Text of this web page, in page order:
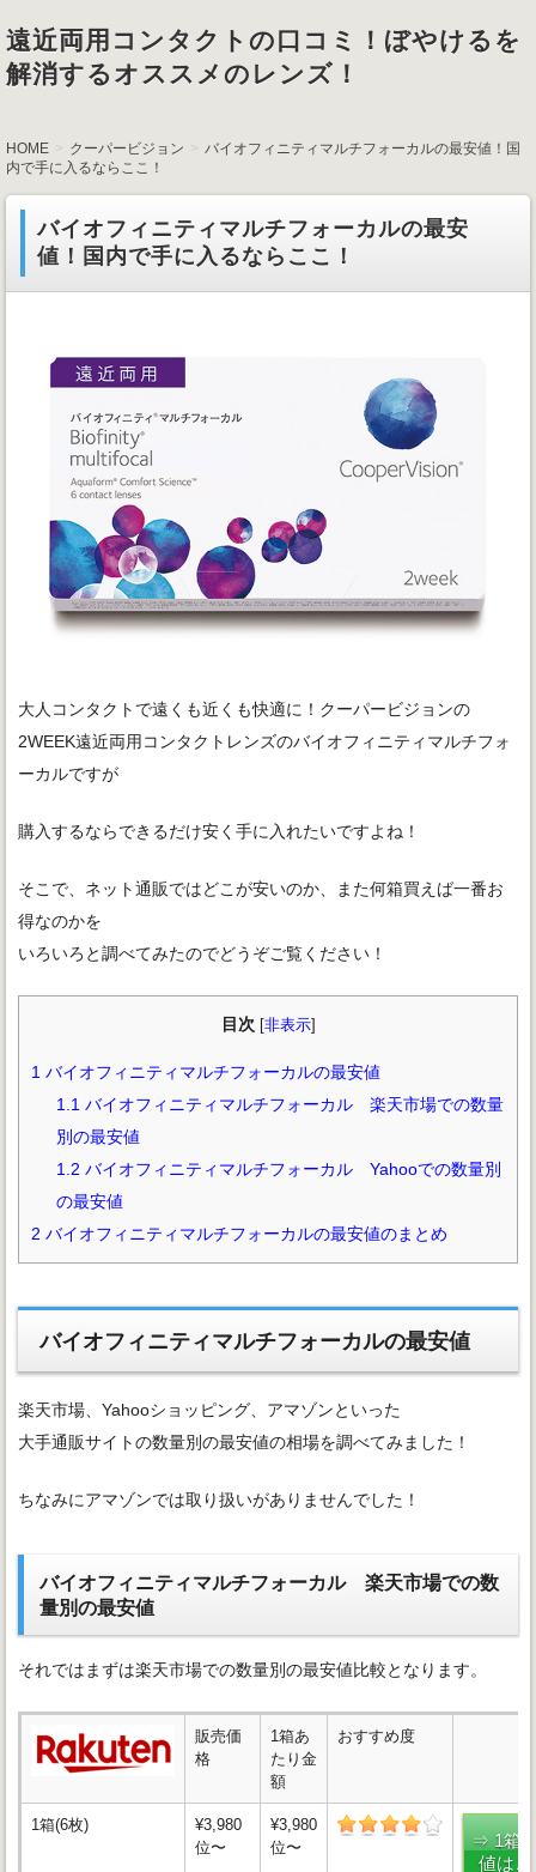
遠近両用コンタクトの口コミ！ぼやけるを
解消するオススメのレンズ！
HOME クーパービジョン
バイオフィニティマルチフォーカルの最安値！国
内で手に入るならここ！
バイオフィニティマルチフォーカルの最安
値！国内で手に入るならここ！
大人コンタクトで遠くも近くも快適に！クーパービジョンの
2WEEK遠近両用コンタクトレンズのバイオフィニティマルチフォ
ーカルですが
購入するならできるだけ安く手に入れたいですよね！
そこで、ネット通販ではどこが安いのか、また何箱買えば一番お
得なのかを
いろいろと調べてみたのでどうぞご覧ください！
目次 非表示]
1 バイオフィニティマルチフォーカルの最安値
1.1 バイオフィニティマルチフォーカル 楽天市場での数量
別の最安値
1.2 バイオフィニティマルチフォーカル Yahooでの数量別
の最安値
2 バイオフィニティマルチフォーカルの最安値のまとめ
バイオフィニティマルチフォーカルの最安値
楽天市場、Yahooショッピング、アマゾンといった
大手通販サイトの数量別の最安値の相場を調べてみました！
ちなみにアマゾンでは取り扱いがありませんでした！
バイオフィニティマルチフォーカル 楽天市場での数
量別の最安値
それではまずは楽天市場での数量別の最安値比較となります。
販売価
格
1箱あ
たり金
額
おすすめ度
1箱(6枚)
¥3,980
位〜
¥3,980
位〜
⇒ 1箱
値はこ